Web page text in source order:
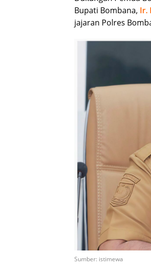
Bupati Bombana, Ir.
jajaran Polres
Sumber: istimewa